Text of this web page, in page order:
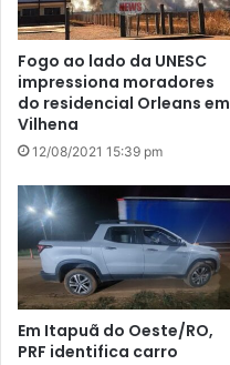
Fogo ao lado da UNESC
impressiona moradores
do residencial Orleans em
Vilhena
12/08/2021 15:39 pm
Em Itapuã do Oeste/RO,
PRF identifica carro